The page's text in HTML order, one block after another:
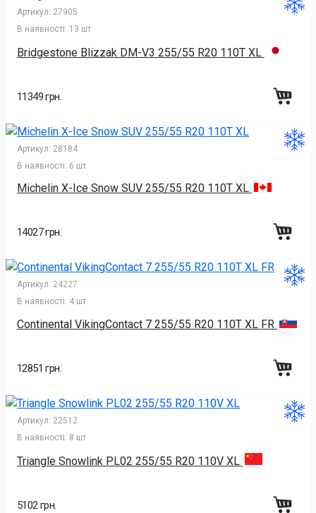
Артикул: 27905
В наявності: 13 шт
Bridgestone Blizzak DM-V3 255/55 R20 110T XL
11349 грн.
Артикул: 28184
В наявності: 6 шт
Michelin X-Ice Snow SUV 255/55 R20 110T XL
14027 грн.
Артикул: 24227
В наявності: 4 шт
Continental VikingContact 7 255/55 R20 110T XL FR
12851 грн.
Артикул: 22512
В наявності: 8 шт
Triangle Snowlink PL02 255/55 R20 110V XL
5102 грн.